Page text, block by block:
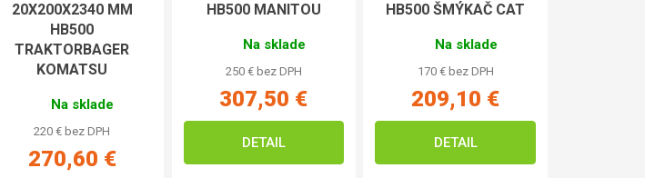
20X200X2340 MM
HB500
TRAKTORBAGER
KOMATSU
Na sklade
220 € bez DPH
270,60 €
HB500 MANITOU
Na sklade
250 € bez DPH
307,50 €
DETAIL
HB500 ŠMÝKAČ CAT
Na sklade
170 € bez DPH
209,10 €
DETAIL